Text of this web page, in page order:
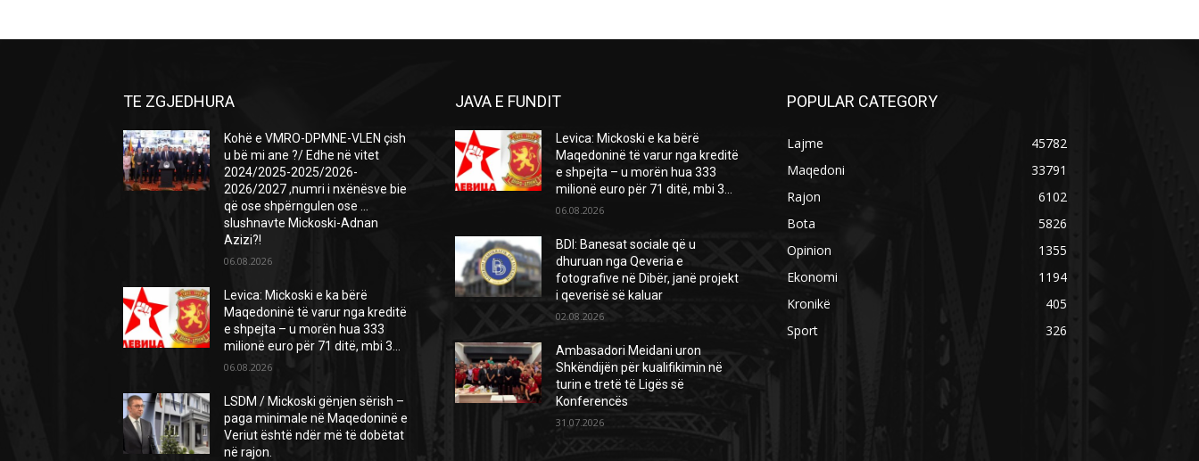
TE ZGJEDHURA
Kohë e VMRO-DPMNE-VLEN çish
u bë mi ane ?/ Edhe në vitet
2024/2025-2025/2026-
2026/2027 ,numri i nxënësve bie
që ose shpërngulen ose …
slushnavte Mickoski-Adnan
Azizi?!
06.08.2026
Levica: Mickoski e ka bërë
Maqedoninë të varur nga kreditë
e shpejta – u morën hua 333
milionë euro për 71 ditë, mbi 3...
06.08.2026
LSDM / Mickoski gënjen sërish –
paga minimale në Maqedoninë e
Veriut është ndër më të dobëtat
në rajon.
JAVA E FUNDIT
Levica: Mickoski e ka bërë
Maqedoninë të varur nga kreditë
e shpejta – u morën hua 333
milionë euro për 71 ditë, mbi 3...
06.08.2026
BDI: Banesat sociale që u
dhuruan nga Qeveria e
fotografive në Dibër, janë projekt
i qeverisë së kaluar
02.08.2026
Ambasadori Meidani uron
Shkëndijën për kualifikimin në
turin e tretë të Ligës së
Konferencës
31.07.2026
POPULAR CATEGORY
Lajme
45782
Maqedoni
33791
Rajon
6102
Bota
5826
Opinion
1355
Ekonomi
1194
Kronikë
405
Sport
326